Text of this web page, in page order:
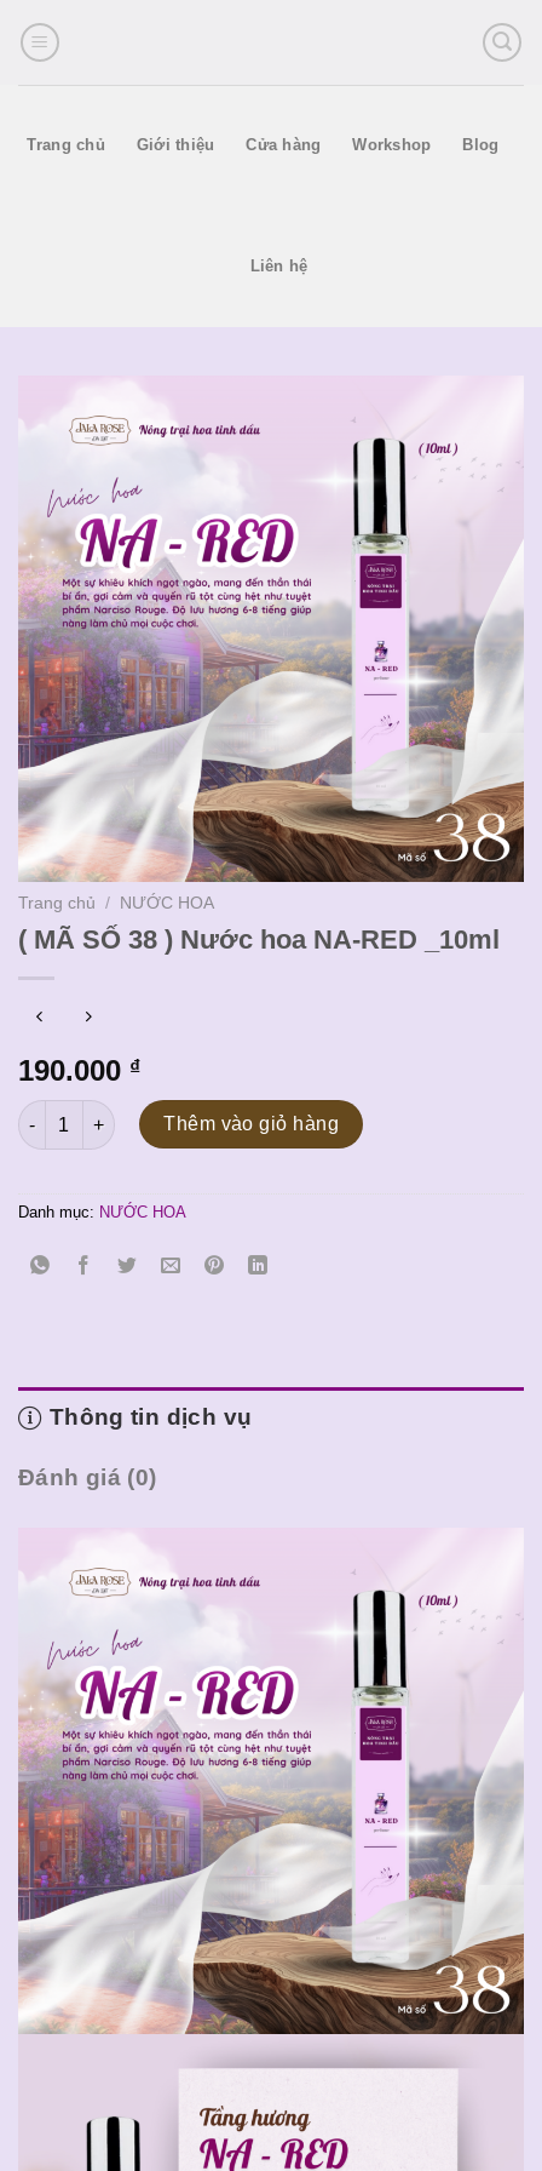
Trang chủ Giới thiệu Cửa hàng Workshop Blog
Liên hệ
Trang chủ / NƯỚC HOA
( MÃ SỐ 38 ) Nước hoa NA-RED _10ml
190.000 ₫
( MÃ SỐ 38 ) Nước hoa NA-RED _10ml số lượng
Thêm vào giỏ hàng
Danh mục: NƯỚC HOA
Thông tin dịch vụ
Đánh giá (0)